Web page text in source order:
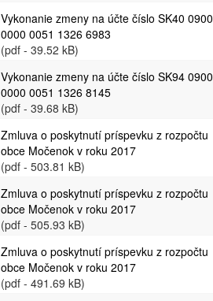
Vykonanie zmeny na účte číslo SK40 0900
0000 0051 1326 6983
(pdf - 39.52 kB)
Vykonanie zmeny na účte číslo SK94 0900
0000 0051 1326 8145
(pdf - 39.68 kB)
Zmluva o poskytnutí príspevku z rozpočtu
obce Močenok v roku 2017
(pdf - 503.81 kB)
Zmluva o poskytnutí príspevku z rozpočtu
obce Močenok v roku 2017
(pdf - 505.93 kB)
Zmluva o poskytnutí príspevku z rozpočtu
obce Močenok v roku 2017
(pdf - 491.69 kB)